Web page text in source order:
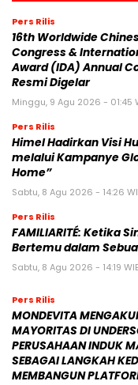
Pers Rilis
16th Worldwide
Congress &
Award (IDA) Annual
Resmi Digelar
Minggu, 9 Agu 2026 - 01:45
Pers Rilis
Himel Hadirkan Visi
melalui Kampanye
Home”
Sabtu, 8 Agu 2026 - 14:26
Pers Rilis
FAMILIARITÉ: Ketika
Bertemu dalam
Sabtu, 8 Agu 2026 - 14:19
Pers Rilis
MONDEVITA
MAYORITAS DI
PERUSAHAAN INDUK
SEBAGAI LANGKAH
MEMBANGUN